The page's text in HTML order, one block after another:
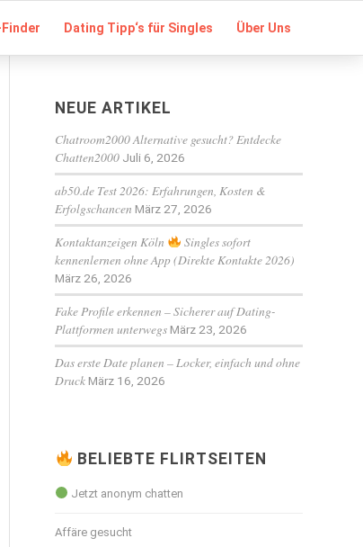
Dating Tipp‘s für Singles Über Uns
NEUE ARTIKEL
Chatroom2000 Alternative gesucht? Entdecke
Chatten2000 Juli 6, 2026
ab50.de Test 2026: Erfahrungen, Kosten &
Erfolgschancen März 27, 2026
Kontaktanzeigen Köln
Singles sofort
kennenlernen ohne App (Direkte Kontakte 2026)
März 26, 2026
Fake Profile erkennen – Sicherer auf Dating-
Plattformen unterwegs März 23, 2026
Das erste Date planen – Locker, einfach und ohne
Druck März 16, 2026
BELIEBTE FLIRTSEITEN
Jetzt anonym chatten
Affäre gesucht